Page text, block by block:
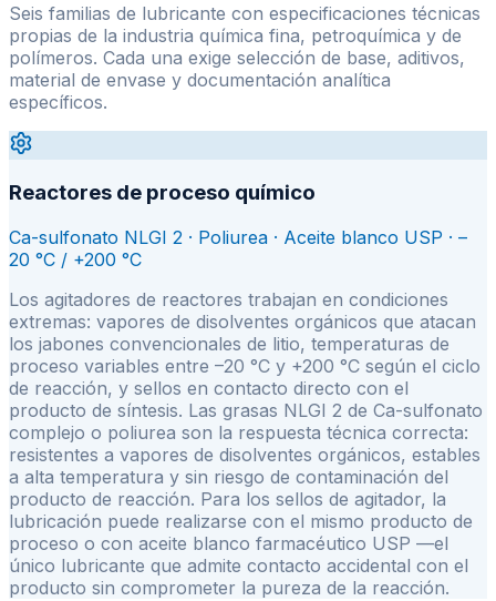
Seis familias de lubricante con especificaciones técnicas
propias de la industria química fina, petroquímica y de
polímeros. Cada una exige selección de base, aditivos,
material de envase y documentación analítica
específicos.
Reactores de proceso químico
Ca-sulfonato NLGI 2 · Poliurea · Aceite blanco USP · –
20 °C / +200 °C
Los agitadores de reactores trabajan en condiciones
extremas: vapores de disolventes orgánicos que atacan
los jabones convencionales de litio, temperaturas de
proceso variables entre –20 °C y +200 °C según el ciclo
de reacción, y sellos en contacto directo con el
producto de síntesis. Las grasas NLGI 2 de Ca-sulfonato
complejo o poliurea son la respuesta técnica correcta:
resistentes a vapores de disolventes orgánicos, estables
a alta temperatura y sin riesgo de contaminación del
producto de reacción. Para los sellos de agitador, la
lubricación puede realizarse con el mismo producto de
proceso o con aceite blanco farmacéutico USP —el
único lubricante que admite contacto accidental con el
producto sin comprometer la pureza de la reacción.